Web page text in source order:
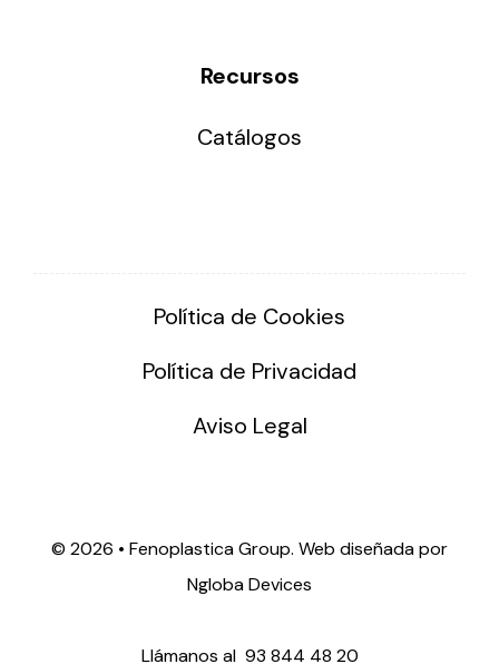
Recursos
Catálogos
Política de Cookies
Política de Privacidad
Aviso Legal
© 2026 • Fenoplastica Group. Web diseñada por
Ngloba Devices
Llámanos al 93 844 48 20